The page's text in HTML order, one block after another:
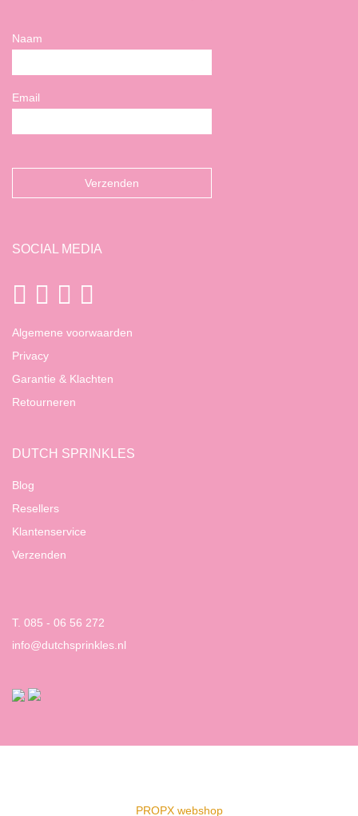
Naam
Email
SOCIAL MEDIA
Algemene voorwaarden
Privacy
Garantie & Klachten
Retourneren
DUTCH SPRINKLES
Blog
Resellers
Klantenservice
Verzenden
T. 085 - 06 56 272
info@dutchsprinkles.nl
PROPX webshop